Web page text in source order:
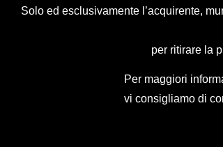
Solo ed esclusivamente l’acquirente,
per ritirare la
Per maggiori
vi consigliamo di